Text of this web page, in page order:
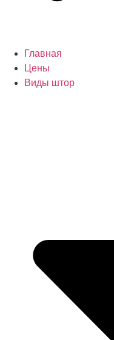
Главная
Цены
Виды штор